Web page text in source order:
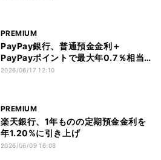
PREMIUM
PayPay銀行、普通預金金利＋
PayPayポイントで最大年0.7％相当
に - 8月から金利引き上げ
2026/06/17 12:10
PREMIUM
楽天銀行、1年ものの定期預金金利を
年1.20%に引き上げ
2026/06/09 16:08